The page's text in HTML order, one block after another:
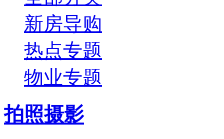
新房导购
热点专题
物业专题
拍照摄影